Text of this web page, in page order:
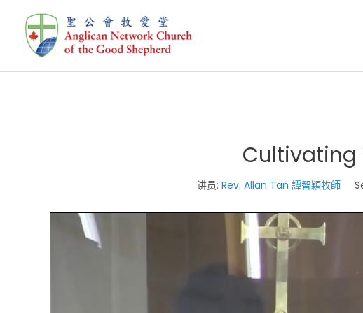
容
Cultivating
讲员: Rev. Allan Tan 譚智穎牧師